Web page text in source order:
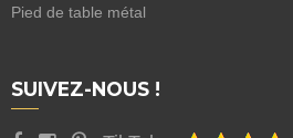
Pied de table métal
SUIVEZ-NOUS !